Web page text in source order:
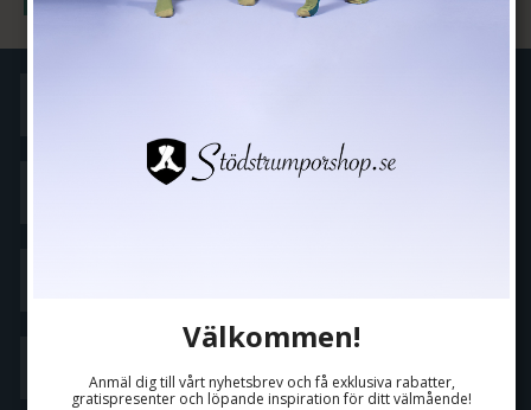
Välkommen!
Anmäl dig till vårt nyhetsbrev och få exklusiva rabatter,
gratispresenter och löpande inspiration för ditt välmående!
FAQ